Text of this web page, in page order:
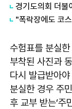
수험표를 분실
부착된 사진과
다시 발급받아
분실한 경우 주
후 교부 받는‘주